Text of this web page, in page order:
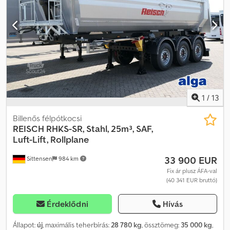
1 / 13
Sittensen 984 km
Billenős félpótkocsi
REISCH RHKS-SR, Stahl, 25m³, SAF,
Luft-Lift, Rollplane
33 900 EUR
Fix ár plusz ÁFA-val
(40 341 EUR bruttó)
Érdeklődni Hívás
Állapot:új, maximális teherbírás:28 780 kg, össztömeg: 35 000 kg,